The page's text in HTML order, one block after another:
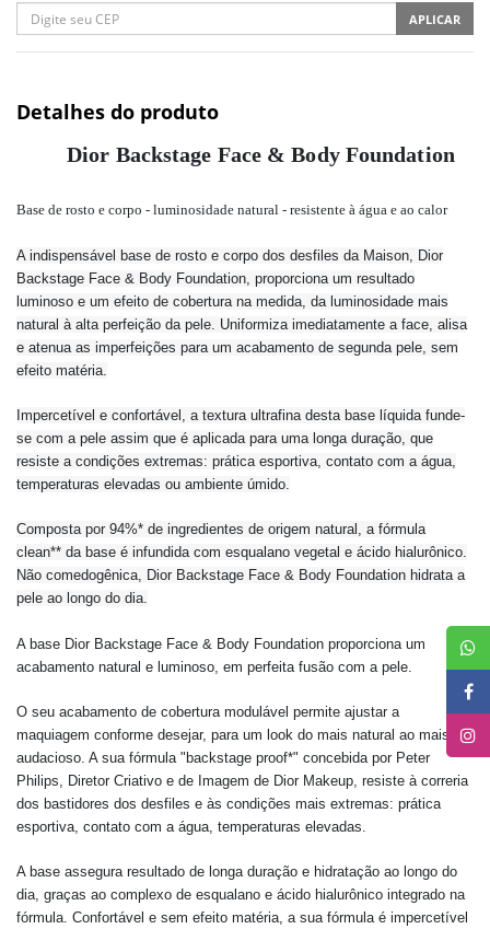
APLICAR
Detalhes do produto
Dior Backstage Face & Body Foundation
Base de rosto e corpo - luminosidade natural - resistente à água e ao calor
A indispensável base de rosto e corpo dos desfiles da Maison, Dior
Backstage Face & Body Foundation, proporciona um resultado
luminoso e um efeito de cobertura na medida, da luminosidade mais
natural à alta perfeição da pele. Uniformiza imediatamente a face, alisa
e atenua as imperfeições para um acabamento de segunda pele, sem
efeito matéria.
Impercetível e confortável, a textura ultrafina desta base líquida funde-
se com a pele assim que é aplicada para uma longa duração, que
resiste a condições extremas: prática esportiva, contato com a água,
temperaturas elevadas ou ambiente úmido.
Composta por 94%* de ingredientes de origem natural, a fórmula
clean** da base é infundida com esqualano vegetal e ácido hialurônico.
Não comedogênica, Dior Backstage Face & Body Foundation hidrata a
pele ao longo do dia.
A base Dior Backstage Face & Body Foundation proporciona um
acabamento natural e luminoso, em perfeita fusão com a pele.
O seu acabamento de cobertura modulável permite ajustar a
maquiagem conforme desejar, para um look do mais natural ao mais
audacioso. A sua fórmula "backstage proof*" concebida por Peter
Philips, Diretor Criativo e de Imagem de Dior Makeup, resiste à correria
dos bastidores dos desfiles e às condições mais extremas: prática
esportiva, contato com a água, temperaturas elevadas.
A base assegura resultado de longa duração e hidratação ao longo do
dia, graças ao complexo de esqualano e ácido hialurônico integrado na
fórmula. Confortável e sem efeito matéria, a sua fórmula é impercetível